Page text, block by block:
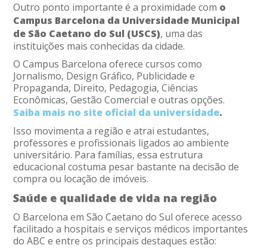
Outro ponto importante é a proximidade com o
Campus Barcelona da Universidade Municipal
de São Caetano do Sul (USCS), uma das
instituições mais conhecidas da cidade.
O Campus Barcelona oferece cursos como
Jornalismo, Design Gráfico, Publicidade e
Propaganda, Direito, Pedagogia, Ciências
Econômicas, Gestão Comercial e outras opções.
Saiba mais no site oficial da universidade.
Isso movimenta a região e atrai estudantes,
professores e profissionais ligados ao ambiente
universitário. Para famílias, essa estrutura
educacional costuma pesar bastante na decisão de
compra ou locação de imóveis.
Saúde e qualidade de vida na região
O Barcelona em São Caetano do Sul oferece acesso
facilitado a hospitais e serviços médicos importantes
do ABC e entre os principais destaques estão: